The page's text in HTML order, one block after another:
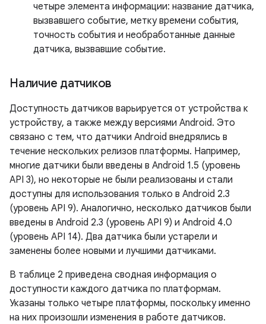
четыре элемента информации: название датчика,
вызвавшего событие, метку времени события,
точность события и необработанные данные
датчика, вызвавшие событие.
Наличие датчиков
Доступность датчиков варьируется от устройства к
устройству, а также между версиями Android. Это
связано с тем, что датчики Android внедрялись в
течение нескольких релизов платформы. Например,
многие датчики были введены в Android 1.5 (уровень
API 3), но некоторые не были реализованы и стали
доступны для использования только в Android 2.3
(уровень API 9). Аналогично, несколько датчиков были
введены в Android 2.3 (уровень API 9) и Android 4.0
(уровень API 14). Два датчика были устарели и
заменены более новыми и лучшими датчиками.
В таблице 2 приведена сводная информация о
доступности каждого датчика по платформам.
Указаны только четыре платформы, поскольку именно
на них произошли изменения в работе датчиков.